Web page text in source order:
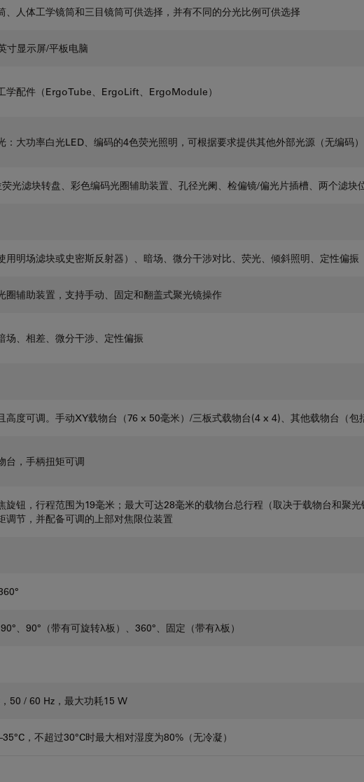
、人体工学镜筒和三目镜筒可供选择，并有不同的分光比例可供选择
寸显示屏/平板电脑
学配件（ErgoTube、ErgoLift、ErgoModule）
：大功率白光LED、编码的4色荧光照明，可根据要求提供其他外部光源（无编码）
光滤块转盘、彩色编码光圈辅助装置、孔径光阑、检偏镜/偏光片插槽、两个滤块
用明场滤块或史密斯反射器）、暗场、微分干涉对比、荧光、倾斜照明、定性偏振
圈辅助装置，支持手动、固定和翻盖式聚光镜操作
场、相差、微分干涉、定性偏振
高度可调。手动XY载物台（76 x 50毫米）/三板式载物台(4 x 4)、其他载物台（包
台，手柄扭矩可调
旋钮，行程范围为19毫米；最大可达28毫米的载物台总行程（取决于载物台和聚
调节，并配备可调的上部对焦限位装置
、90°（带有可旋转λ板）、360°、固定（带有λ板）
50 / 60 Hz，最大功耗15 W
，不超过30°C时最大相对湿度为80%（无冷凝）